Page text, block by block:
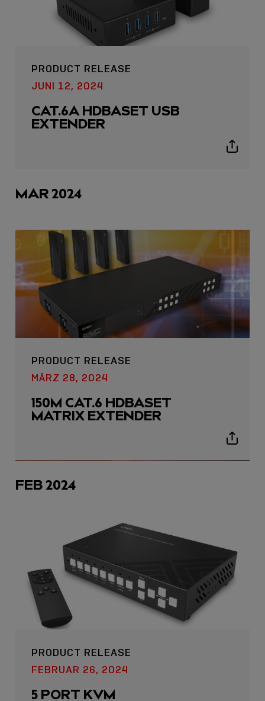
LINDY ACADEMY
JETZT ONLINE
VERFÜGBAR: DIE
WISSEN, DAS
VERBINDET!
PRODUCT RELEASE
JUNI 12, 2024
CAT.6A HDBASET USB
EXTENDER
Show
MAR 2024
PRODUCT RELEASE
MÄRZ 28, 2024
150M CAT.6 HDBASET
MATRIX EXTENDER
Show
icons
FEB 2024
PRODUCT RELEASE
FEBRUAR 26, 2024
5 PORT KVM